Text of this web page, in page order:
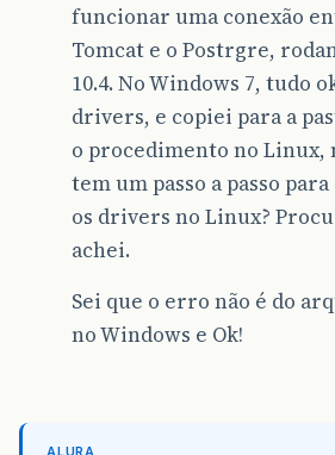
funcionar uma conexão
Tomcat e o Postrgre,
10.4. No Windows 7, tudo
drivers, e copiei para a
o procedimento no Linux,
tem um passo a passo
os drivers no Linux?
achei.
Sei que o erro não é do
no Windows e Ok!
ALURA